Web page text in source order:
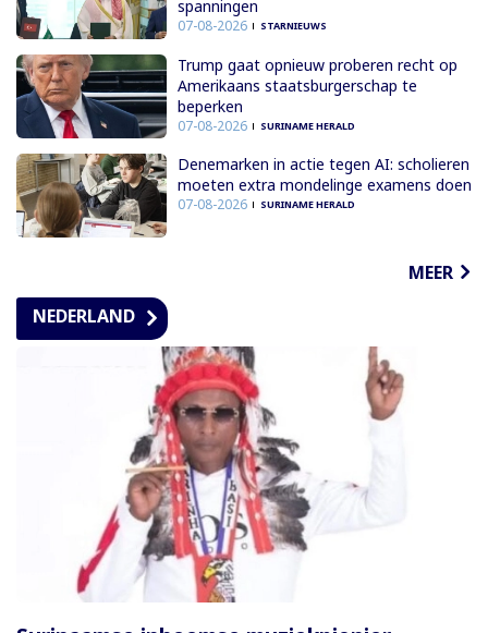
spanningen
07-08-2026 STARNIEUWS
Trump gaat opnieuw proberen recht op
Amerikaans staatsburgerschap te
beperken
07-08-2026 SURINAME HERALD
Denemarken in actie tegen AI: scholieren
moeten extra mondelinge examens doen
07-08-2026 SURINAME HERALD
MEER
NEDERLAND